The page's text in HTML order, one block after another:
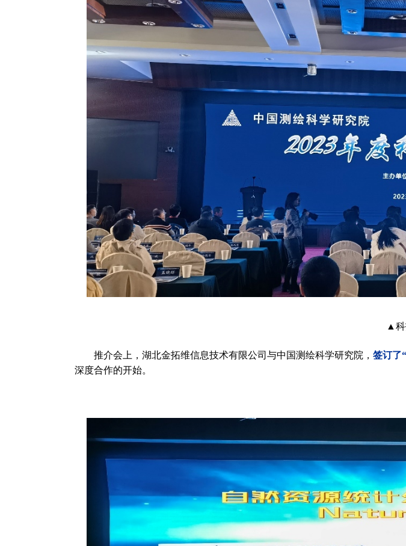
▲
推介会上，湖北金拓维信息技术有限公司与中国测绘科学研究院， 签订了
深度合作的开始。